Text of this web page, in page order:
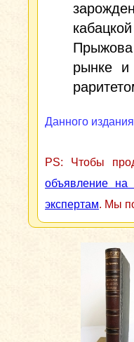
Прыжова
рынке и
Данного
PS: Чтобы
объявление на
экспертам. Мы